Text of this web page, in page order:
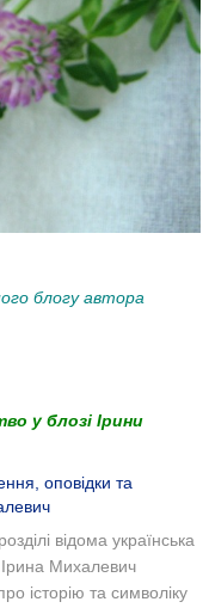
блогу автора
у блозі Ірини
оповідки та
відома українська
Михалевич
історію та символіку